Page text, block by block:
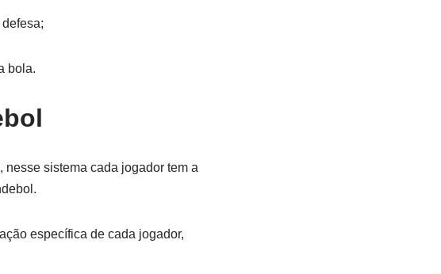
bola.
sistema cada jogador tem a
específica de cada jogador,